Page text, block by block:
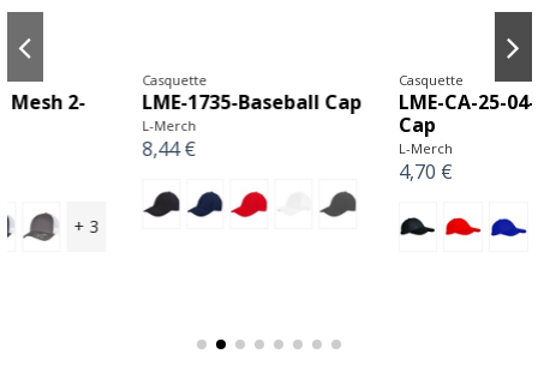
Casquette
LME-CA-25-04-Raver
Y-YP164-Casquette de
camionneur rétro
recyclée YP classics
bicolore (6606RT)
FLEXFIT
21,31 €